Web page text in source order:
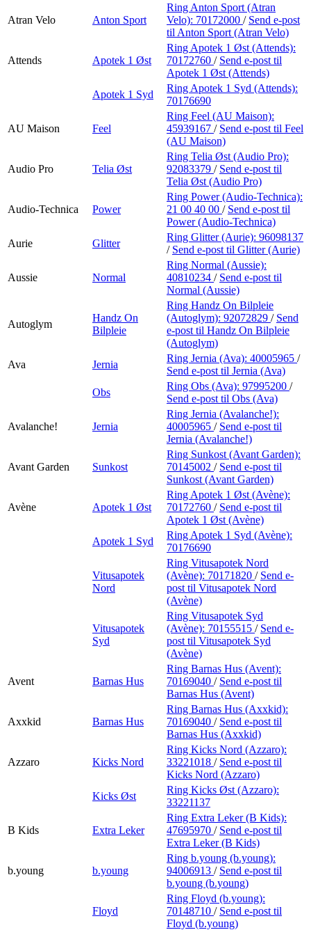
Atran Velo Anton Sport
Ring Anton Sport (Atran
Velo): 70172000 / Send e-post
til Anton Sport (Atran Velo)
Attends Apotek 1 Øst
Ring Apotek 1 Øst (Attends):
70172760 / Send e-post til
Apotek 1 Øst (Attends)
Apotek 1 Syd
Ring Apotek 1 Syd (Attends):
70176690
AU Maison Feel
Ring Feel (AU Maison):
45939167 / Send e-post til Feel
(AU Maison)
Audio Pro Telia Øst
Ring Telia Øst (Audio Pro):
92083379 / Send e-post til
Telia Øst (Audio Pro)
Audio-Technica Power
Ring Power (Audio-Technica):
21 00 40 00 / Send e-post til
Power (Audio-Technica)
Aurie
Glitter
Ring Glitter (Aurie): 96098137
/ Send e-post til Glitter (Aurie)
Aussie Normal
Ring Normal (Aussie):
40810234 / Send e-post til
Normal (Aussie)
Autoglym
Handz On
Bilpleie
Ring Handz On Bilpleie
(Autoglym): 92072829 / Send
e-post til Handz On Bilpleie
(Autoglym)
Ava
Jernia
Ring Jernia (Ava): 40005965 /
Send e-post til Jernia (Ava)
Obs
Ring Obs (Ava): 97995200 /
Send e-post til Obs (Ava)
Avalanche! Jernia
Ring Jernia (Avalanche!):
40005965 / Send e-post til
Jernia (Avalanche!)
Avant Garden Sunkost
Ring Sunkost (Avant Garden):
70145002 / Send e-post til
Sunkost (Avant Garden)
Avène Apotek 1 Øst
Ring Apotek 1 Øst (Avène):
70172760 / Send e-post til
Apotek 1 Øst (Avène)
Apotek 1 Syd
Ring Apotek 1 Syd (Avène):
70176690
Vitusapotek
Nord
Ring Vitusapotek Nord
(Avène): 70171820 / Send e-
post til Vitusapotek Nord
(Avène)
Vitusapotek
Syd
Ring Vitusapotek Syd
(Avène): 70155515 / Send e-
post til Vitusapotek Syd
(Avène)
Avent Barnas Hus
Ring Barnas Hus (Avent):
70169040 / Send e-post til
Barnas Hus (Avent)
Axxkid Barnas Hus
Ring Barnas Hus (Axxkid):
70169040 / Send e-post til
Barnas Hus (Axxkid)
Azzaro Kicks Nord
Ring Kicks Nord (Azzaro):
33221018 / Send e-post til
Kicks Nord (Azzaro)
Kicks Øst
Ring Kicks Øst (Azzaro):
33221137
B Kids Extra Leker
Ring Extra Leker (B Kids):
47695970 / Send e-post til
Extra Leker (B Kids)
b.young b.young
Ring b.young (b.young):
94006913 / Send e-post til
b.young (b.young)
Floyd
Ring Floyd (b.young):
70148710 / Send e-post til
Floyd (b.young)